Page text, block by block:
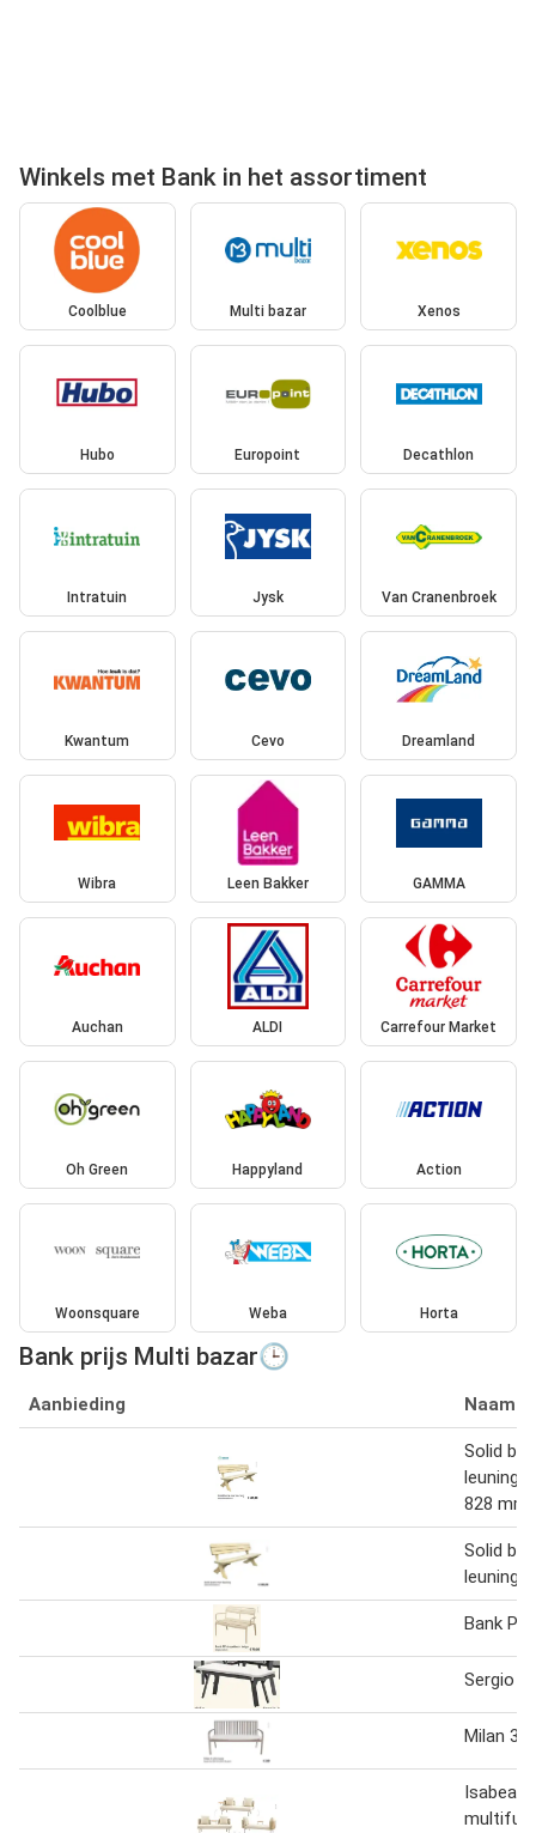
Winkels met Bank in het assortiment
Coolblue Multi bazar Xenos
Hubo Europoint Decathlon
Intratuin Jysk Van Cranenbroek
Kwantum Cevo Dreamland
Wibra Leen Bakker GAMMA
Auchan ALDI Carrefour Market
Oh Green Happyland Action
Woonsquare Weba Horta
Bank prijs Multi bazar🕒
Aanbieding Naam
Solid
leuning
828 mm
Solid
leuning
Bank PP
Sergio
Milan 3
Isabeau